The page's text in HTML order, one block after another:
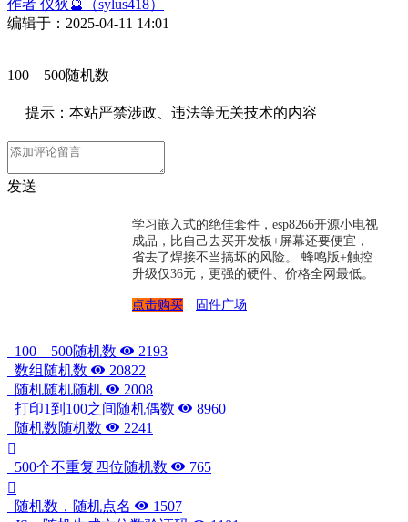
作者 仪狄🔮（sylus418）
编辑于：2025-04-11 14:01
100—500随机数
提示：本站严禁涉政、违法等无关技术的内容
发送
学习嵌入式的绝佳套件，esp8266开源小电视
成品，比自己去买开发板+屏幕还要便宜，
省去了焊接不当搞坏的风险。 蜂鸣版+触控
升级仅36元，更强的硬件、价格全网最低。
点击购买 固件广场
100—500随机数
2193
数组随机数
20822
随机随机随机
2008
打印1到100之间随机偶数
8960
随机数随机数
2241
500个不重复四位随机数 765
随机数，随机点名
1507